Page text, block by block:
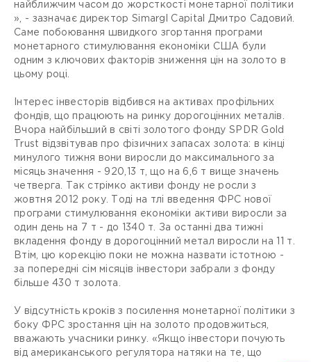
найближчим часом до жорсткості монетарної політики
», - зазначає директор Simargl Capital Дмитро Садовий.
Саме побоювання швидкого згортання програми
монетарного стимулювання економіки США були
одним з ключових факторів зниження цін на золото в
цьому році.
Інтерес інвесторів відбився на активах профільних
фондів, що працюють на ринку дорогоцінних металів.
Вчора найбільший в світі золотого фонду SPDR Gold
Trust відзвітував про фізичних запасах золота: в кінці
минулого тижня вони виросли до максимального за
місяць значення - 920,13 т, що на 6,6 т вище значень
четверга. Так стрімко активи фонду не росли з
жовтня 2012 року. Тоді на тлі введення ФРС нової
програми стимулювання економіки активи виросли за
один день на 7 т - до 1340 т. За останні два тижні
вкладення фонду в дорогоцінний метал виросли на 11 т.
Втім, цю корекцію поки не можна назвати істотною -
за попередні сім місяців інвестори забрали з фонду
більше 430 т золота.
У відсутність кроків з посилення монетарної політики з
боку ФРС зростання цін на золото продовжиться,
вважають учасники ринку. «Якщо інвестори почують
від американського регулятора натяки на те, що